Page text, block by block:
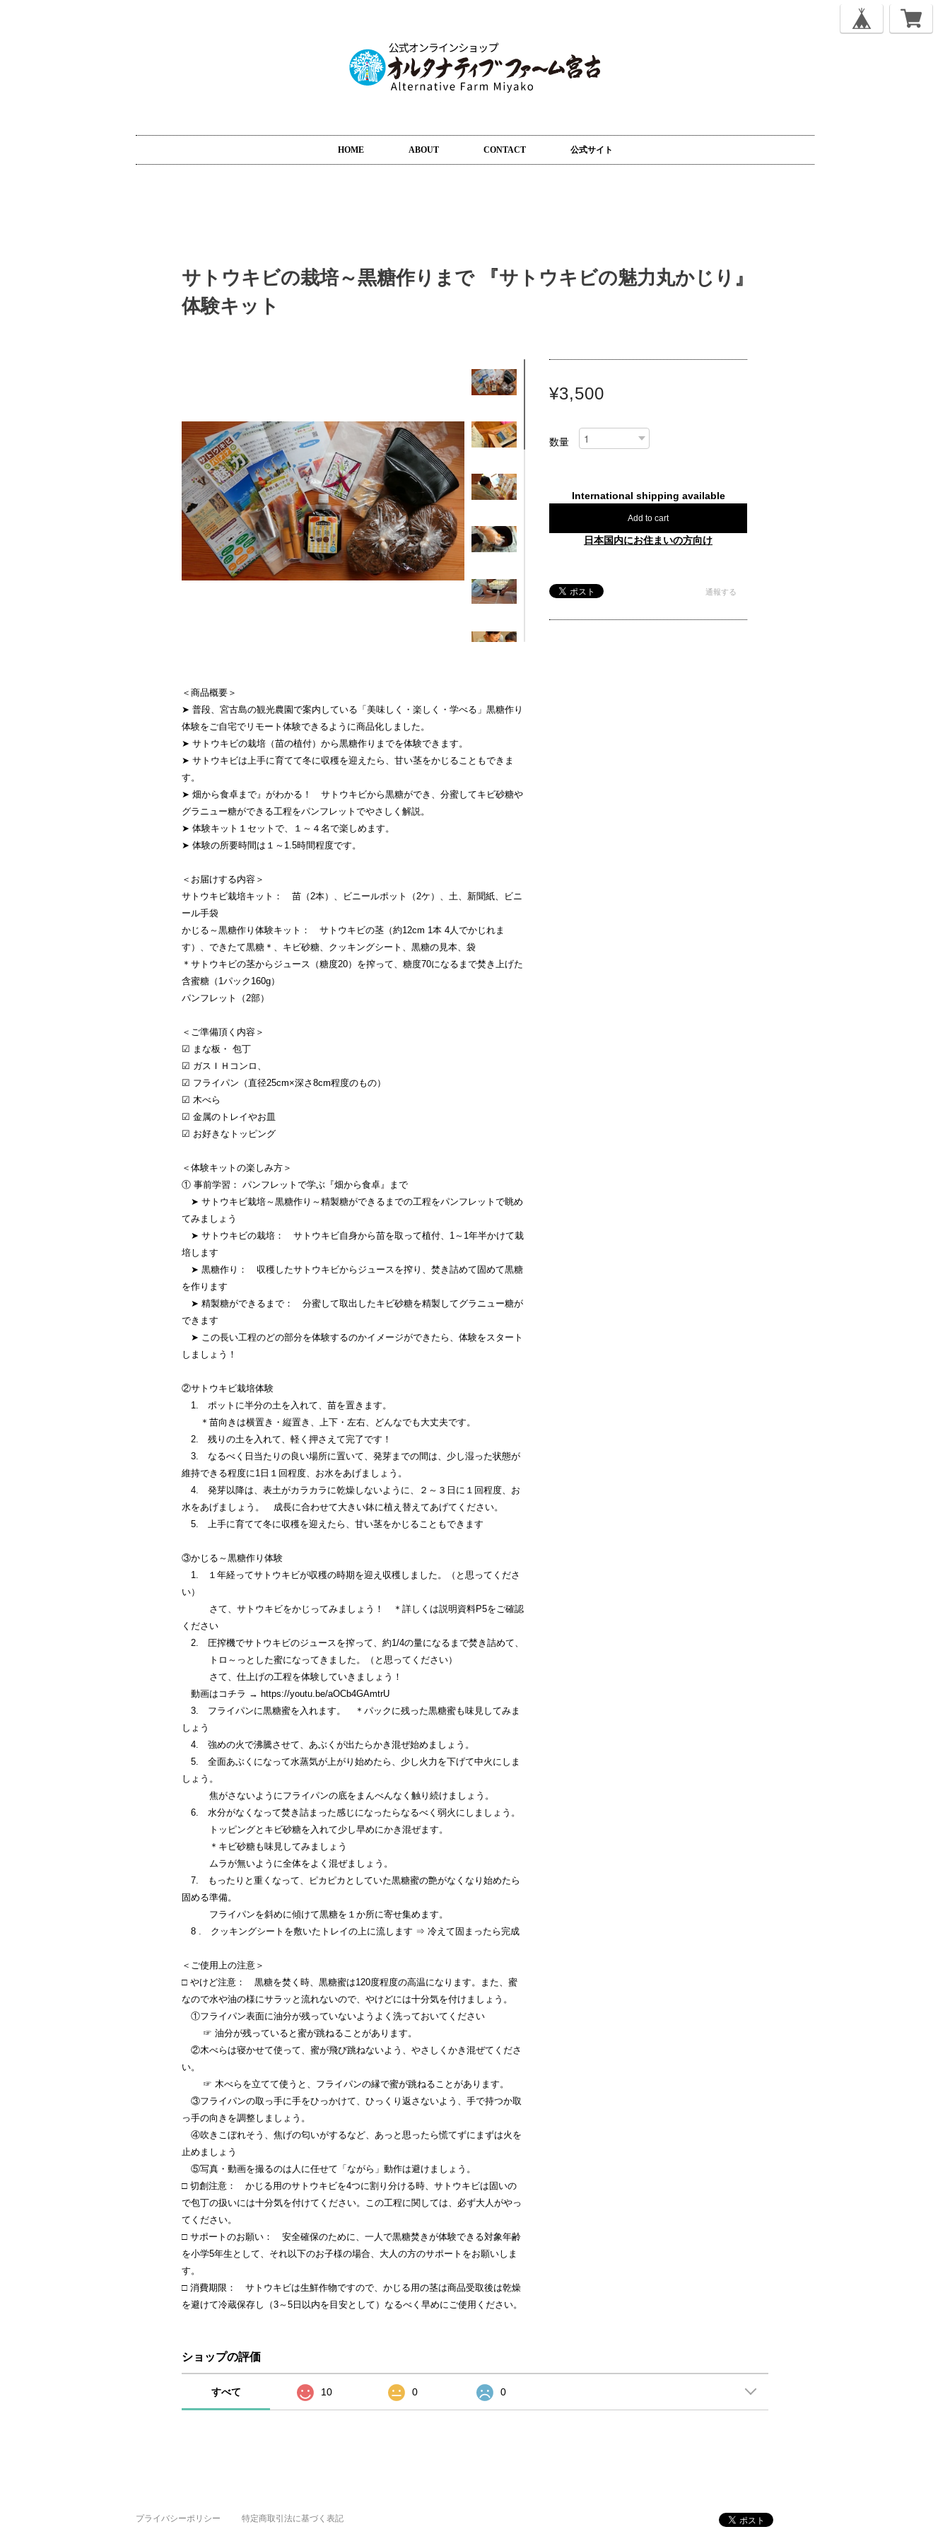
HOME ABOUT CONTACT 公式サイト
サトウキビの栽培～黒糖作りまで 『サトウキビの魅力丸かじり』
体験キット
＜商品概要＞
➤ 普段、宮古島の観光農園で案内している「美味しく・楽しく・学べる」黒糖作り
体験をご自宅でリモート体験できるように商品化しました。
➤ サトウキビの栽培（苗の植付）から黒糖作りまでを体験できます。
➤ サトウキビは上手に育てて冬に収穫を迎えたら、甘い茎をかじることもできま
す。
➤ 畑から食卓まで』がわかる！ サトウキビから黒糖ができ、分蜜してキビ砂糖や
グラニュー糖ができる工程をパンフレットでやさしく解説。
➤ 体験キット１セットで、１～４名で楽しめます。
➤ 体験の所要時間は１～1.5時間程度です。
＜お届けする内容＞
サトウキビ栽培キット： 苗（2本）、ビニールポット（2ケ）、土、新聞紙、ビニ
ール手袋
かじる～黒糖作り体験キット： サトウキビの茎（約12cm 1本 4人でかじれま
す）、できたて黒糖＊、キビ砂糖、クッキングシート、黒糖の見本、袋
＊サトウキビの茎からジュース（糖度20）を搾って、糖度70になるまで焚き上げた
含蜜糖（1パック160g）
パンフレット（2部）
＜ご準備頂く内容＞
☑ まな板・ 包丁
☑ ガスＩＨコンロ、
☑ フライパン（直径25cm×深さ8cm程度のもの）
☑ 木べら
☑ 金属のトレイやお皿
☑ お好きなトッピング
＜体験キットの楽しみ方＞
① 事前学習： パンフレットで学ぶ『畑から食卓』まで
➤ サトウキビ栽培～黒糖作り～精製糖ができるまでの工程をパンフレットで眺め
てみましょう
➤ サトウキビの栽培： サトウキビ自身から苗を取って植付、1～1年半かけて栽
培します
➤ 黒糖作り： 収穫したサトウキビからジュースを搾り、焚き詰めて固めて黒糖
を作ります
➤ 精製糖ができるまで： 分蜜して取出したキビ砂糖を精製してグラニュー糖が
できます
➤ この長い工程のどの部分を体験するのかイメージができたら、体験をスタート
しましょう！
②サトウキビ栽培体験
1. ポットに半分の土を入れて、苗を置きます。
＊苗向きは横置き・縦置き、上下・左右、どんなでも大丈夫です。
2. 残りの土を入れて、軽く押さえて完了です！
3. なるべく日当たりの良い場所に置いて、発芽までの間は、少し湿った状態が
維持できる程度に1日１回程度、お水をあげましょう。
4. 発芽以降は、表土がカラカラに乾燥しないように、２～３日に１回程度、お
水をあげましょう。 成長に合わせて大きい鉢に植え替えてあげてください。
5. 上手に育てて冬に収穫を迎えたら、甘い茎をかじることもできます
③かじる～黒糖作り体験
1. １年経ってサトウキビが収穫の時期を迎え収穫しました。（と思ってくださ
い）
さて、サトウキビをかじってみましょう！ ＊詳しくは説明資料P5をご確認
ください
2. 圧搾機でサトウキビのジュースを搾って、約1/4の量になるまで焚き詰めて、
トロ～っとした蜜になってきました。（と思ってください）
さて、仕上げの工程を体験していきましょう！
動画はコチラ → https://youtu.be/aOCb4GAmtrU
3. フライパンに黒糖蜜を入れます。 ＊パックに残った黒糖蜜も味見してみま
しょう
4. 強めの火で沸騰させて、あぶくが出たらかき混ぜ始めましょう。
5. 全面あぶくになって水蒸気が上がり始めたら、少し火力を下げて中火にしま
しょう。
焦がさないようにフライパンの底をまんべんなく触り続けましょう。
6. 水分がなくなって焚き詰まった感じになったらなるべく弱火にしましょう。
トッピングとキビ砂糖を入れて少し早めにかき混ぜます。
＊キビ砂糖も味見してみましょう
ムラが無いように全体をよく混ぜましょう。
7. もったりと重くなって、ピカピカとしていた黒糖蜜の艶がなくなり始めたら
固める準備。
フライパンを斜めに傾けて黒糖を１か所に寄せ集めます。
8 . クッキングシートを敷いたトレイの上に流します ⇒ 冷えて固まったら完成
＜ご使用上の注意＞
□ やけど注意： 黒糖を焚く時、黒糖蜜は120度程度の高温になります。また、蜜
なので水や油の様にサラッと流れないので、やけどには十分気を付けましょう。
①フライパン表面に油分が残っていないようよく洗っておいてください
☞ 油分が残っていると蜜が跳ねることがあります。
②木べらは寝かせて使って、蜜が飛び跳ねないよう、やさしくかき混ぜてくださ
い。
☞ 木べらを立てて使うと、フライパンの縁で蜜が跳ねることがあります。
③フライパンの取っ手に手をひっかけて、ひっくり返さないよう、手で持つか取
っ手の向きを調整しましょう。
④吹きこぼれそう、焦げの匂いがするなど、あっと思ったら慌てずにまずは火を
止めましょう
⑤写真・動画を撮るのは人に任せて「ながら」動作は避けましょう。
□ 切創注意： かじる用のサトウキビを4つに割り分ける時、サトウキビは固いの
で包丁の扱いには十分気を付けてください。この工程に関しては、必ず大人がやっ
てください。
□ サポートのお願い： 安全確保のために、一人で黒糖焚きが体験できる対象年齢
を小学5年生として、それ以下のお子様の場合、大人の方のサポートをお願いしま
す。
□ 消費期限： サトウキビは生鮮作物ですので、かじる用の茎は商品受取後は乾燥
を避けて冷蔵保存し（3～5日以内を目安として）なるべく早めにご使用ください。
¥3,500
数量
International shipping available
Add to cart
日本国内にお住まいの方向け
通報する
ショップの評価
すべて 10 0 0
プライバシーポリシー 特定商取引法に基づく表記